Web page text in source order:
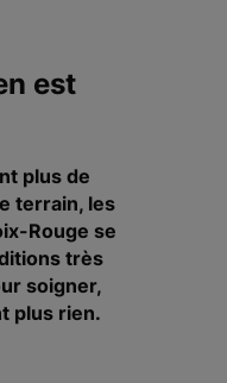
est
plus de
terrain, les
Rouge se
très
soigner,
plus rien.